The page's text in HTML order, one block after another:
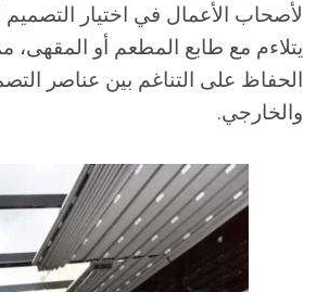
لأصحاب الأعمال في اختيار
يتلاءم مع طابع المطعم أو المقهى،
الحفاظ على التناغم بين عناصر
والخارجي.